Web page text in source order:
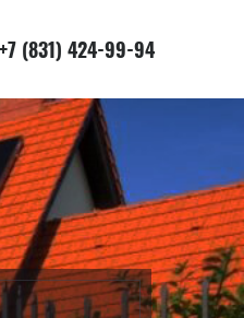
+7 (831) 424-99-94